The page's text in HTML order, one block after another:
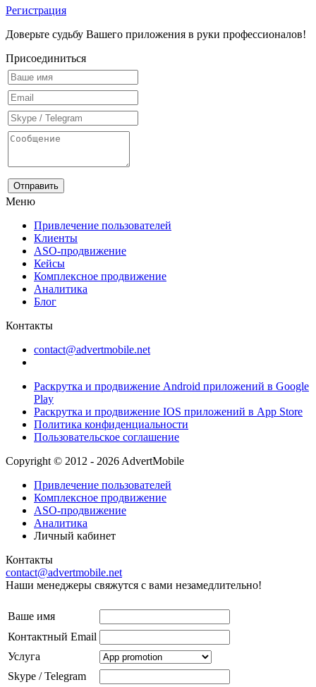
Регистрация
Доверьте судьбу Вашего приложения в руки профессионалов!
Присоединиться
Меню
Привлечение пользователей
Клиенты
ASO-продвижение
Кейсы
Комплексное продвижение
Аналитика
Блог
Контакты
contact@advertmobile.net
Раскрутка и продвижение Android приложений в Google
Play
Раскрутка и продвижение IOS приложений в App Store
Политика конфиденциальности
Пользовательское соглашение
Copyright © 2012 - 2026 AdvertMobile
Привлечение пользователей
Комплексное продвижение
ASO-продвижение
Аналитика
Личный кабинет
Контакты
contact@advertmobile.net
Наши менеджеры свяжутся с вами незамедлительно!
Ваше имя
Контактный Email
Услуга
Skype / Telegram